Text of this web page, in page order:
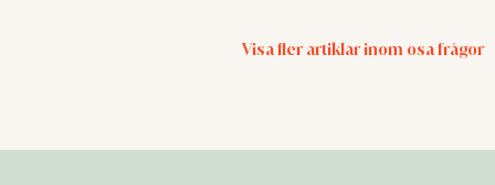
Visa fler artiklar inom osa frågor